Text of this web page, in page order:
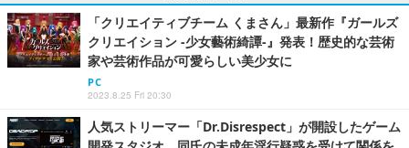
「クリエイティブチーム くまさん」最新作『ガールズ
クリエイション -少女藝術綺譚-』発表！歴史的な芸術
家や芸術作品が可愛らしい美少女に
PC
2023.8.25 Fri 20:30
人気ストリーマー「Dr.Disrespect」が開設したゲーム